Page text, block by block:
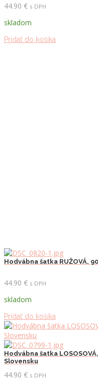
44.90 € s DPH
skladom
Pridať do košíka
Hodvábna šatka RUŽOVÁ,
44.90 € s DPH
skladom
Pridať do košíka
Hodvábna šatka
Slovensku
44.90 € s DPH